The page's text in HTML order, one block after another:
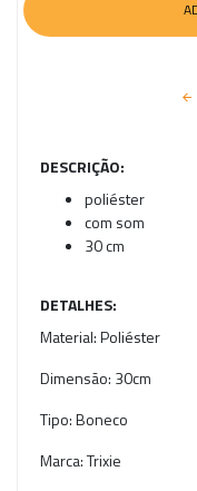
DESCRIÇÃO:
poliéster
com som
30 cm
DETALHES:
Material:Poliéster
Dimensão: 30cm
Tipo:Boneco
Marca:Trixie